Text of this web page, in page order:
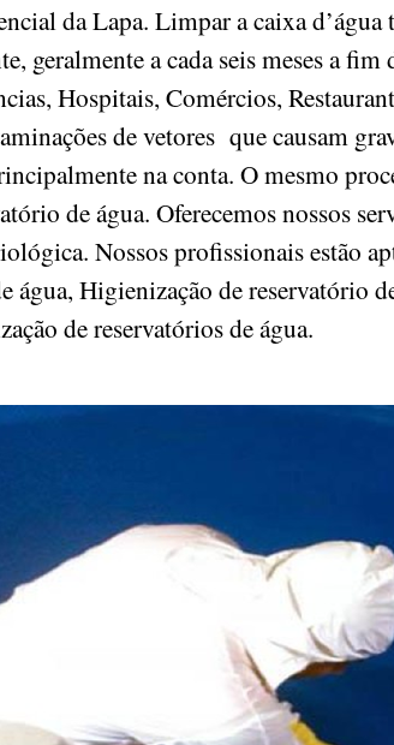
da Lapa. Limpar a caixa
geralmente a cada seis meses a
Hospitais, Comércios,
de vetores que causam
na conta. O mesmo
de água. Oferecemos nossos
Nossos profissionais estão
água, Higienização de reservatório
de reservatórios de água.